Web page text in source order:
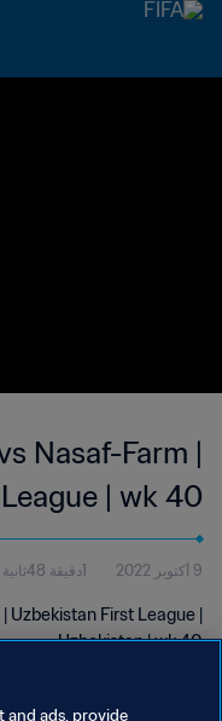
Nasaf-Farm |
| wk 40
9 أكتوبر 2022 1دقيقة 48ثانية
Uzbekistan First League |
Uzbekistan | wk 40
and ads, provide